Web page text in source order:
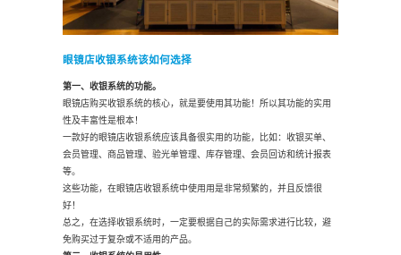
眼镜店收银系统该如何选择
第一、收银系统的功能。
眼镜店购买收银系统的核心，就是要使用其功能！所以其功能的实用
性及丰富性是根本！
一款好的眼镜店收银系统应该具备很实用的功能，比如：收银买单、
会员管理、商品管理、验光单管理、库存管理、会员回访和统计报表
等。
这些功能，在眼镜店收银系统中使用用是非常频繁的，并且反馈很
好！
总之，在选择收银系统时，一定要根据自己的实际需求进行比较，避
免购买过于复杂或不适用的产品。